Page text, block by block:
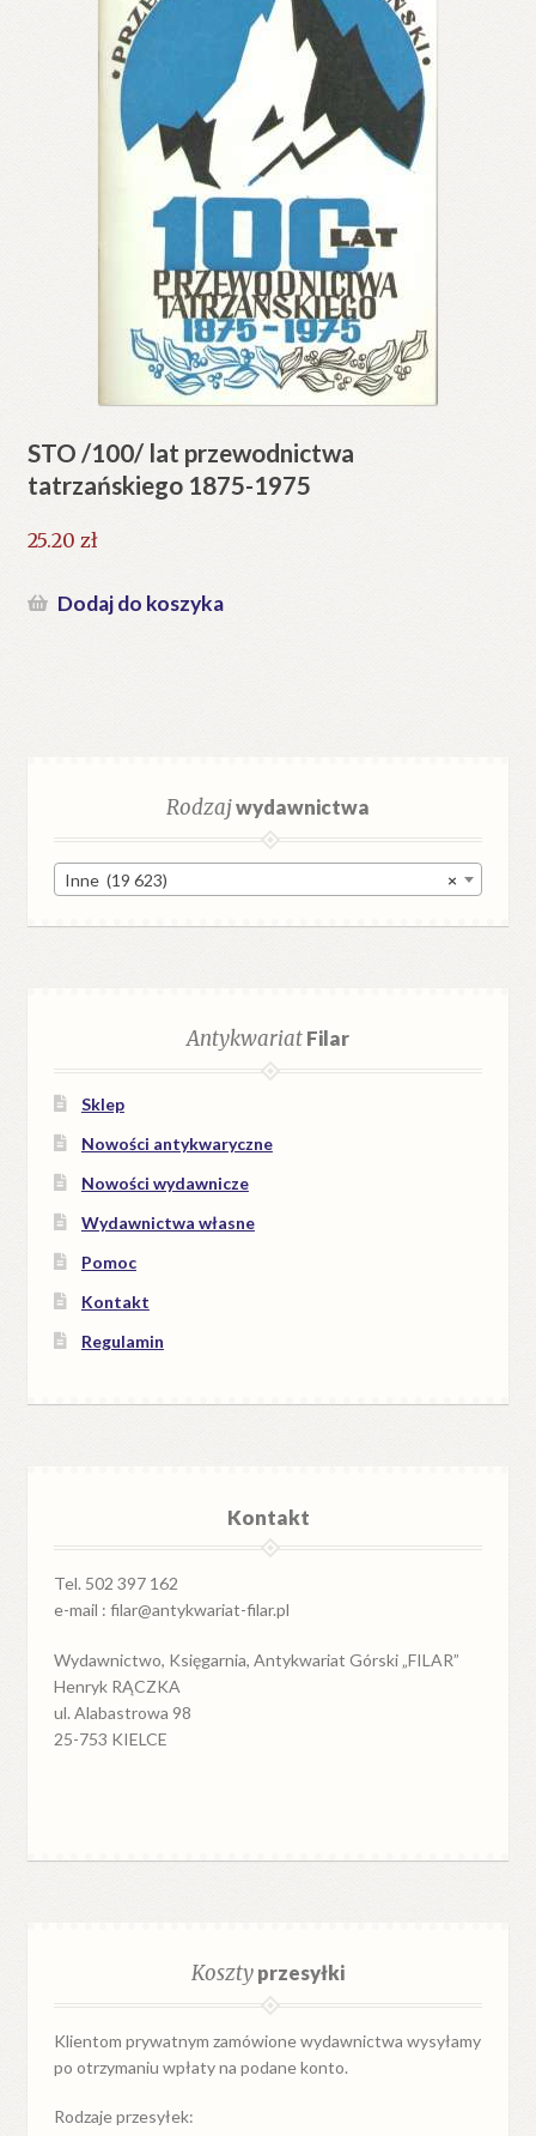
STO /100/ lat przewodnictwa
tatrzańskiego 1875-1975
25.20 zł
Dodaj do koszyka
Rodzajwydawnictwa
×
Inne (19 623)
AntykwariatFilar
Sklep
Nowości antykwaryczne
Nowości wydawnicze
Wydawnictwa własne
Pomoc
Kontakt
Regulamin
Kontakt
Tel. 502 397 162
e-mail : filar@antykwariat-filar.pl
Wydawnictwo, Księgarnia, Antykwariat Górski „FILAR”
Henryk RĄCZKA
ul. Alabastrowa 98
25-753 KIELCE
Kosztyprzesyłki
Klientom prywatnym zamówione wydawnictwa wysyłamy
po otrzymaniu wpłaty na podane konto.
Rodzaje przesyłek: